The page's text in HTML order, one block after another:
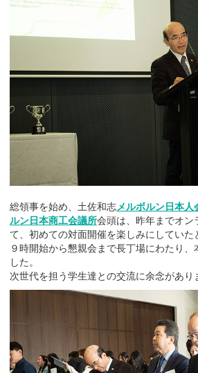
総領事を始め、土佐和志メルボルン日本人
ルン日本商工会議所会頭は、昨年までオン
て、初めての対面開催を楽しみにしていた
９時開始から懇親会まで長丁場にわたり、
した。
次世代を担う学生達との交流に余念があり